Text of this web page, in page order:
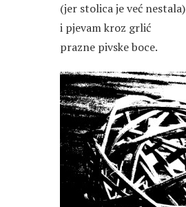
(jer stolica je već nestala)
i pjevam kroz grlić
prazne pivske boce.